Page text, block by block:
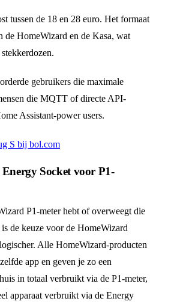
tussen de 18 en 28 euro. Het formaat
de HomeWizard en de Kasa, wat
gebruikers die maximale
die MQTT of directe API-
Assistant-power users.
S bij bol.com
Socket voor P1-
P1-meter hebt of overweegt die
de keuze voor de HomeWizard
Alle HomeWizard-producten
app en geven je zo een
in totaal verbruikt via de P1-meter,
apparaat verbruikt via de Energy